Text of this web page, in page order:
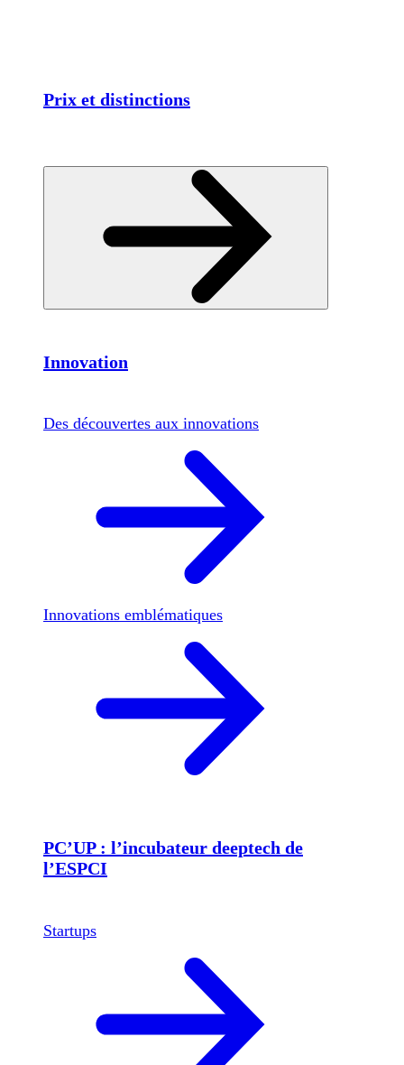
Prix et distinctions
Innovation
Des découvertes aux innovations
Innovations emblématiques
PC’UP : l’incubateur deeptech de
l’ESPCI
Startups